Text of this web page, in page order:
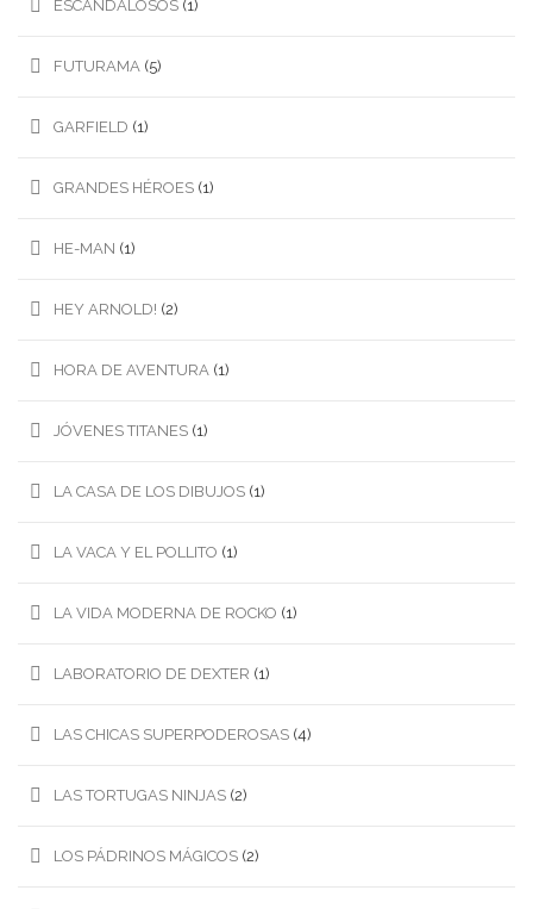
ESCANDALOSOS (1)
FUTURAMA (5)
GARFIELD (1)
GRANDES HÉROES (1)
HE-MAN (1)
HEY ARNOLD! (2)
HORA DE AVENTURA (1)
JÓVENES TITANES (1)
LA CASA DE LOS DIBUJOS (1)
LA VACA Y EL POLLITO (1)
LA VIDA MODERNA DE ROCKO (1)
LABORATORIO DE DEXTER (1)
LAS CHICAS SUPERPODEROSAS (4)
LAS TORTUGAS NINJAS (2)
LOS PÁDRINOS MÁGICOS (2)